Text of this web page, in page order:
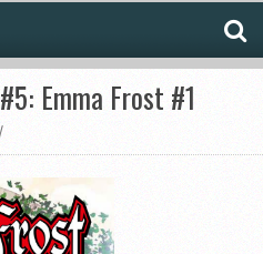
Emma Frost #1